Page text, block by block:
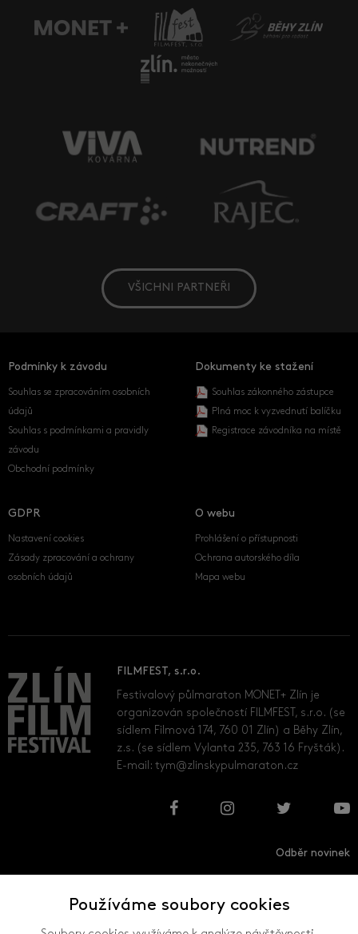
VŠICHNI PARTNEŘI
Podmínky k závodu
Souhlas se zpracováním osobních
údajů
Souhlas s podmínkami a pravidly
závodu
Obchodní podmínky
Dokumenty ke stažení
Souhlas zákonného zástupce
Plná moc k vyzvednutí balíčku
Registrace závodníka na místě
GDPR
Nastavení cookies
Zásady zpracování a ochrany
osobních údajů
O webu
Prohlášení o přístupnosti
Ochrana autorského díla
Mapa webu
FILMFEST, s.r.o.
Festivalový půlmaraton MONET+ Zlín je
organizován společností FILMFEST, s.r.o. (se
sídlem Filmová 174, 760 01 Zlín) a Běhy Zlín,
z.s. (se sídlem Vylanta 235, 763 16 Fryšták).
E-mail:tym@zlinskypulmaraton.cz
Odběr novinek
Používáme soubory cookies